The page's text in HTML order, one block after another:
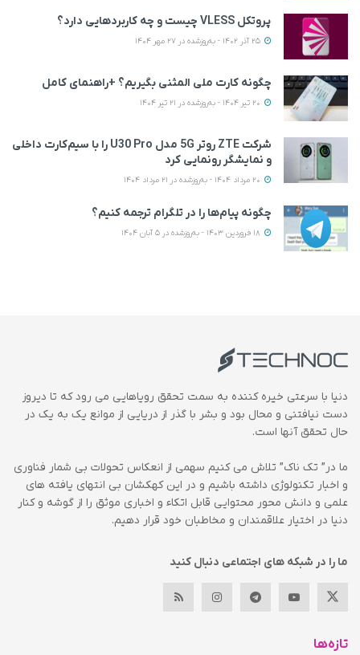
پروتکل VLESS چیست و چه کاربردهایی دارد؟
چگونه کارت ملی المثنی بگیریم؟ +راهنمای کامل
شرکت ZTE روتر 5G مدل U30 Pro را با سیم‌کارت داخلی
و نمایشگر رونمایی کرد
چگونه پیام‌ها را در تلگرام ترجمه کنیم؟
دنیا با سرعتی خیره کننده به سمت تحقق رویاهایی می رود که تا دیروز
دست نیافتنی و محال بود و بشر با گذر از دریایی از موانع یک به یک در
حال تحقق آنها است.
ما در” تک ناک” تلاش می کنیم سهمی از انعکاس تحولات بی شمار فناوری
و اخبار تکنولوژی داشته باشیم و در این کهکشان بی انتهای یافته های
علمی و دانش محور محتوایی قابل اتکاء و اخباری موثق را از گوشه و کنار
دنیا در اختیار علاقمندان و مخاطبان خود قرار دهیم.
ما را در شبکه های اجتماعی دنبال کنید
تازه‌ها